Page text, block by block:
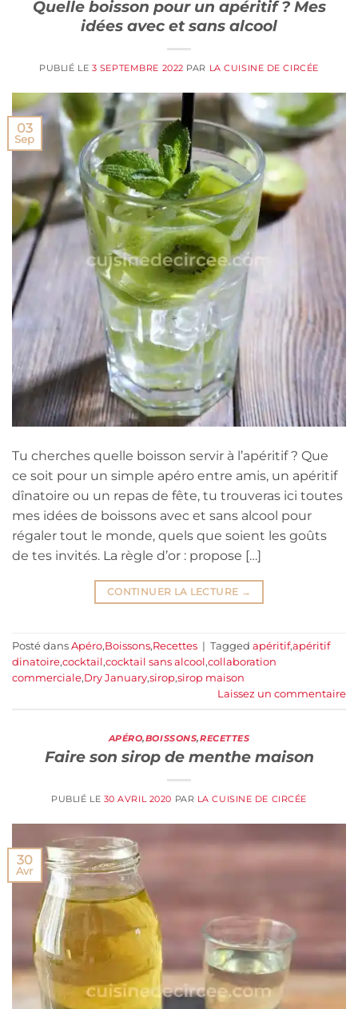
Quelle boisson pour un apéritif ? Mes
idées avec et sans alcool
PUBLIÉ LE 3 SEPTEMBRE 2022 PAR LA CUISINE DE CIRCÉE
03
Sep
Tu cherches quelle boisson servir à l’apéritif ? Que
ce soit pour un simple apéro entre amis, un apéritif
dînatoire ou un repas de fête, tu trouveras ici toutes
mes idées de boissons avec et sans alcool pour
régaler tout le monde, quels que soient les goûts
de tes invités. La règle d’or : propose […]
CONTINUER LA LECTURE →
Posté dans Apéro,Boissons,Recettes | Tagged apéritif,apéritif
dinatoire,cocktail,cocktail sans alcool,collaboration
commerciale,Dry January,sirop,sirop maison
Laissez un commentaire
APÉRO,BOISSONS,RECETTES
Faire son sirop de menthe maison
PUBLIÉ LE 30 AVRIL 2020 PAR LA CUISINE DE CIRCÉE
30
Avr